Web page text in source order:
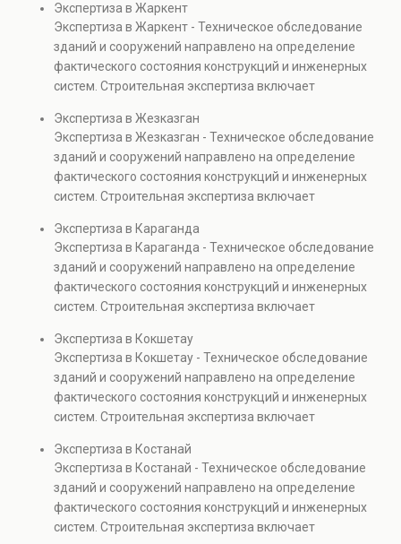
элементов и оценку эксплуатационной безопасности.
Услуга востребована при покупке недвижимости,
капитальном ремонте и реконструкции объектов, а
также при судебных разбирательствах и технических
проверках.
Экспертиза в Жаркент
Экспертиза в Жаркент - Техническое обследование
зданий и сооружений направлено на определение
фактического состояния конструкций и инженерных
систем. Строительная экспертиза включает
элементов и оценку эксплуатационной безопасности.
Услуга востребована при покупке недвижимости,
капитальном ремонте и реконструкции объектов, а
также при судебных разбирательствах и технических
проверках.
Экспертиза в Жезказган
Экспертиза в Жезказган - Техническое обследование
зданий и сооружений направлено на определение
фактического состояния конструкций и инженерных
систем. Строительная экспертиза включает
элементов и оценку эксплуатационной безопасности.
Услуга востребована при покупке недвижимости,
капитальном ремонте и реконструкции объектов, а
также при судебных разбирательствах и технических
проверках.
Экспертиза в Караганда
Экспертиза в Караганда - Техническое обследование
зданий и сооружений направлено на определение
фактического состояния конструкций и инженерных
систем. Строительная экспертиза включает
элементов и оценку эксплуатационной безопасности.
Услуга востребована при покупке недвижимости,
капитальном ремонте и реконструкции объектов, а
также при судебных разбирательствах и технических
проверках.
Экспертиза в Кокшетау
Экспертиза в Кокшетау - Техническое обследование
зданий и сооружений направлено на определение
фактического состояния конструкций и инженерных
систем. Строительная экспертиза включает
элементов и оценку эксплуатационной безопасности.
Услуга востребована при покупке недвижимости,
капитальном ремонте и реконструкции объектов, а
также при судебных разбирательствах и технических
проверках.
Экспертиза в Костанай
Экспертиза в Костанай - Техническое обследование
зданий и сооружений направлено на определение
фактического состояния конструкций и инженерных
систем. Строительная экспертиза включает